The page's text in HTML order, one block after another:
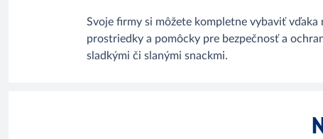
Svoje firmy si môžete kompletne vybaviť
prostriedky a pomôcky pre bezpečnosť a
sladkými či slanými snackmi.​